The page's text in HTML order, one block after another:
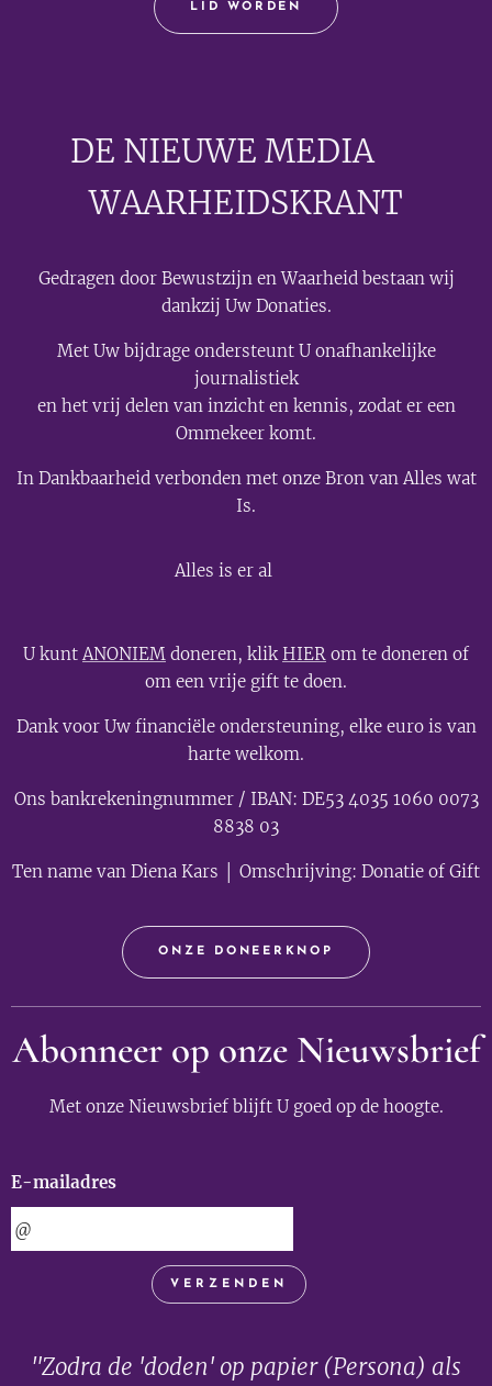
LID WORDEN
DE NIEUWE MEDIA🟣
WAARHEIDSKRANT
Gedragen door Bewustzijn en Waarheid bestaan wij
dankzij Uw Donaties.
Met Uw bijdrage ondersteunt U onafhankelijke
journalistiek
en het vrij delen van inzicht en kennis, zodat er een
Ommekeer komt.
In Dankbaarheid verbonden met onze Bron van Alles wat
Is.
Alles is er al
U kuntANONIEM doneren, klikHIER om te doneren of
om een vrije gift te doen.
Dank voor Uw financiële ondersteuning, elke euro is van
harte welkom.
Ons bankrekeningnummer / IBAN: DE53 4035 1060 0073
8838 03
Ten name van Diena Kars │ Omschrijving: Donatie of Gift
ONZE DONEERKNOP
Abonneer op onze Nieuwsbrief
Met onze Nieuwsbrief blijft U goed op de hoogte.
E-mailadres
VERZENDEN
"Zodra de 'doden' op papier (Persona) als